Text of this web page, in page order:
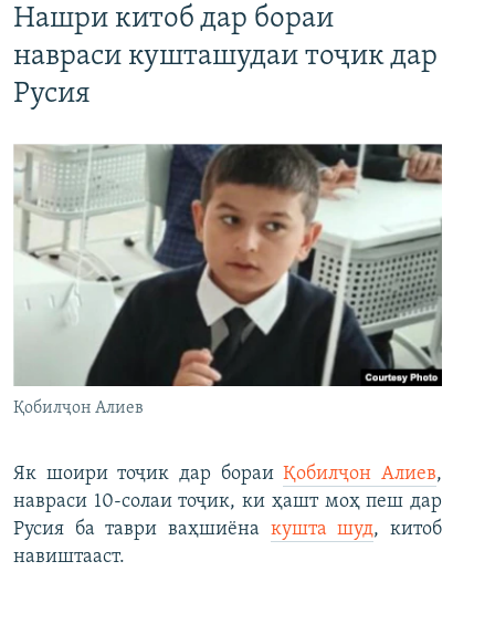
Нашри китоб дар бораи
навраси кушташудаи тоҷик дар
Русия
Қобилҷон Алиев
Як шоири тоҷик дар бораиҚобилҷон Алиев,
навраси 10-солаи тоҷик, ки ҳашт моҳ пеш дар
Русия ба таври ваҳшиёна кушта шуд, китоб
навиштааст.